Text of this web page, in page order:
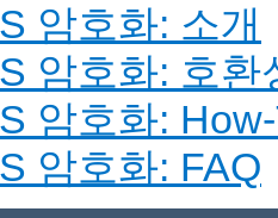
암호화: 소개
암호화: 호환
암호화:
암호화: FAQ